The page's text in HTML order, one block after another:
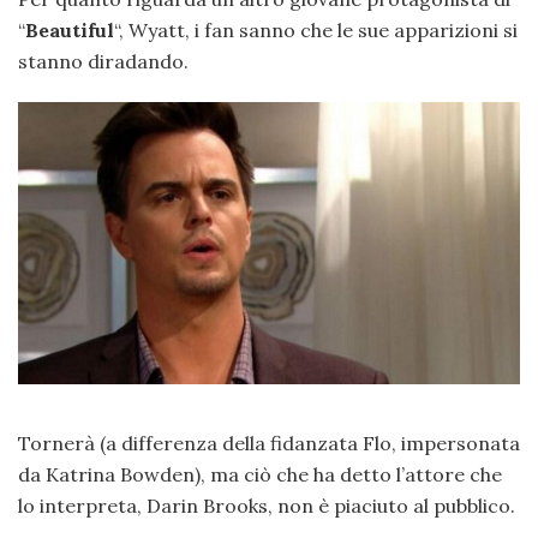
“Beautiful“, Wyatt, i fan sanno che le sue apparizioni si
stanno diradando.
Tornerà (a differenza della fidanzata Flo, impersonata
da Katrina Bowden), ma ciò che ha detto l’attore che
lo interpreta, Darin Brooks, non è piaciuto al pubblico.